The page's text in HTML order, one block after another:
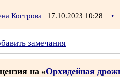
Кострова 17.10.2023 10:28 •
замечания
на «Орхидейная